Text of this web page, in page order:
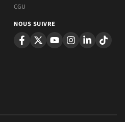
CGU
NOUS SUIVRE